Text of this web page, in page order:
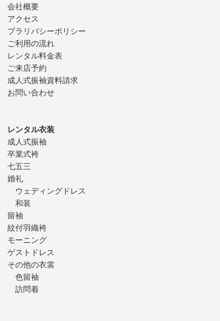
会社概要
アクセス
プラリバシーポリシー
ご利用の流れ
レンタル料金表
ご来店予約
成人式振袖資料請求
お問い合わせ
レンタル衣装
成人式振袖
卒業式袴
七五三
婚礼
ウェディングドレス
和装
留袖
紋付羽織袴
モーニング
ゲストドレス
その他の衣裳
色留袖
訪問着